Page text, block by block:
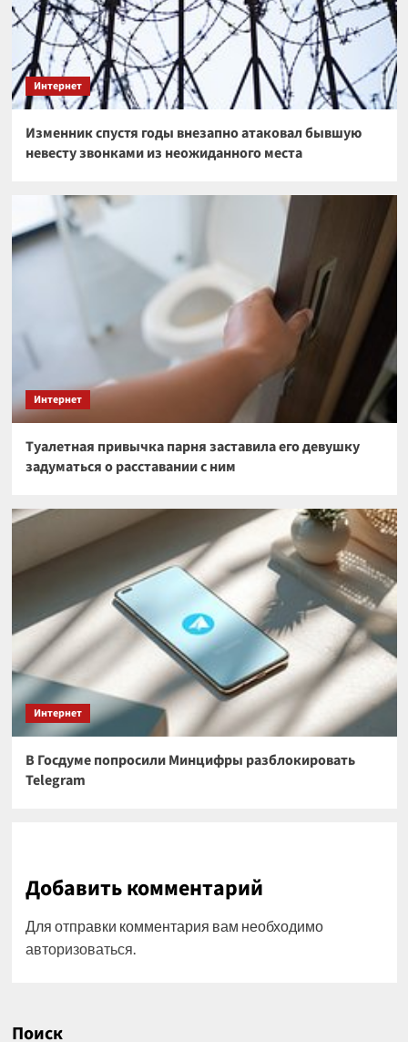
Интернет
Изменник спустя годы внезапно атаковал бывшую
невесту звонками из неожиданного места
Интернет
Туалетная привычка парня заставила его девушку
задуматься о расставании с ним
Интернет
В Госдуме попросили Минцифры разблокировать
Telegram
Добавить комментарий
Для отправки комментария вам необходимо
авторизоваться.
Поиск